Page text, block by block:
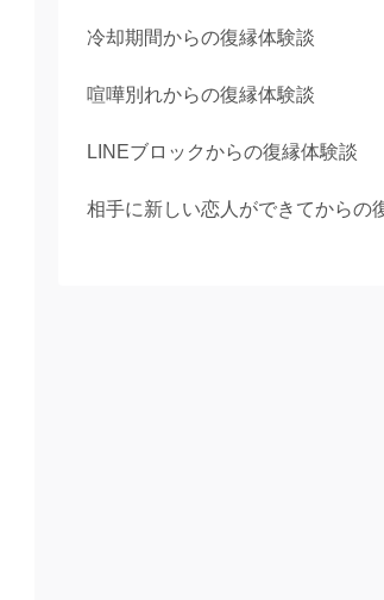
冷却期間からの復縁体験談
喧嘩別れからの復縁体験談
LINEブロックからの復縁体験談
相手に新しい恋人ができてからの